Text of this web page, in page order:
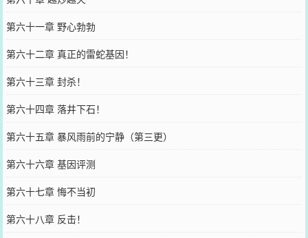
第六十一章 野心勃勃
第六十二章 真正的雷蛇基因！
第六十三章 封杀！
第六十四章 落井下石！
第六十五章 暴风雨前的宁静（第三更）
第六十六章 基因评测
第六十七章 悔不当初
第六十八章 反击！